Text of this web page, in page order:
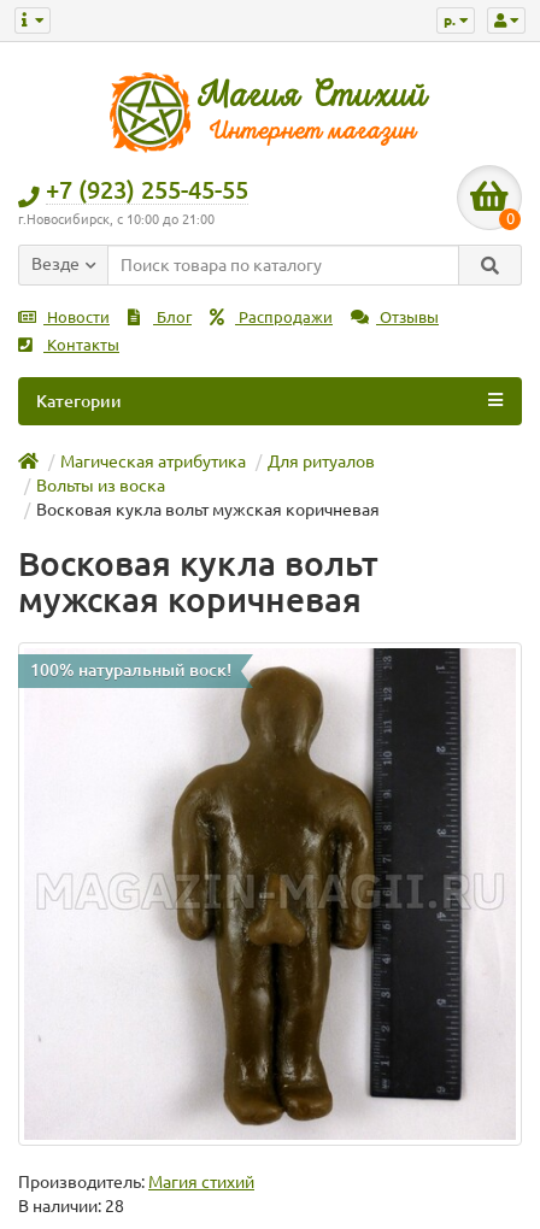
р.
+7 (923) 255-45-55
г.Новосибирск, с 10:00 до 21:00 0
Везде
Новости Блог Распродажи
Отзывы
Контакты
Категории
Магическая атрибутика
Для ритуалов
Вольты из воска
Восковая кукла вольт мужская коричневая
Восковая кукла вольт
мужская коричневая
100% натуральный воск!
Производитель: Магия стихий
В наличии: 28